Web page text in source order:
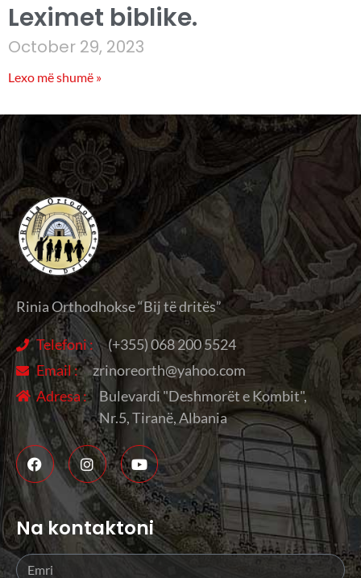
Leximet biblike.
October 29, 2023
Lexo më shumë »
Rinia Orthodhokse “Bij të dritës”
Telefoni :
(+355) 068 200 5524
Email :
zrinoreorth@yahoo.com
Adresa :
Bulevardi "Deshmorët e Kombit",
Nr.5, Tiranë, Albania
Na kontaktoni